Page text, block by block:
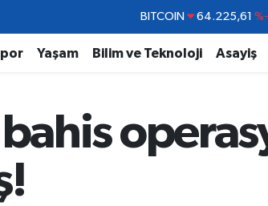
DOLAR 47,7143
EURO 55,0317
BİST100 13.799
Yaşam Bilim ve Teknoloji Asayiş